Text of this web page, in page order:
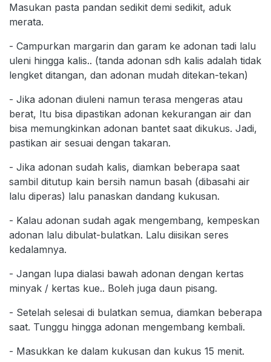
Masukan pasta pandan sedikit demi sedikit, aduk
merata.
- Campurkan margarin dan garam ke adonan tadi lalu
uleni hingga kalis.. (tanda adonan sdh kalis adalah tidak
lengket ditangan, dan adonan mudah ditekan-tekan)
- Jika adonan diuleni namun terasa mengeras atau
berat, Itu bisa dipastikan adonan kekurangan air dan
bisa memungkinkan adonan bantet saat dikukus. Jadi,
pastikan air sesuai dengan takaran.
- Jika adonan sudah kalis, diamkan beberapa saat
sambil ditutup kain bersih namun basah (dibasahi air
lalu diperas) lalu panaskan dandang kukusan.
- Kalau adonan sudah agak mengembang, kempeskan
adonan lalu dibulat-bulatkan. Lalu diisikan seres
kedalamnya.
- Jangan lupa dialasi bawah adonan dengan kertas
minyak / kertas kue.. Boleh juga daun pisang.
- Setelah selesai di bulatkan semua, diamkan beberapa
saat. Tunggu hingga adonan mengembang kembali.
- Masukkan ke dalam kukusan dan kukus 15 menit.